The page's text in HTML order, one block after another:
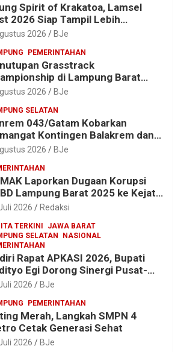
Spirit of Krakatoa, Lamsel
2026 Siap Tampil Lebih
dengan Empat Event
2026 BJe
PEMERINTAHAN
Grasstrack
di Lampung Barat
Dihadiri Ribuan Penonton; Ini
2026 BJe
SELATAN
043/Gatam Kobarkan
Kontingen Balakrem dan
143/TWEJ di Pembukaan
Radin Inten
2026 BJe
Laporkan Dugaan Korupsi
Lampung Barat 2025 ke Kejati
Soroti Proyek Jalan
2026 Redaksi
TERKINI
JAWA BARAT
SELATAN
NASIONAL
Rapat APKASI 2026, Bupati
Egi Dorong Sinergi Pusat-
untuk Percepat
2026 BJe
PEMERINTAHAN
Merah, Langkah SMPN 4
Cetak Generasi Sehat
2026 BJe